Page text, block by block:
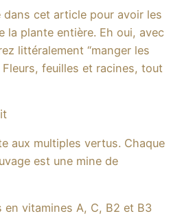
cet article pour avoir les
la plante entière. Eh oui, avec
littéralement “manger les
feuilles et racines, tout
aux multiples vertus. Chaque
est une mine de
en vitamines A, C, B2 et B3